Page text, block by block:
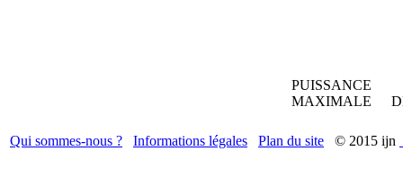
PUISSANCE
MAXIMALE
Qui sommes-nous ? Informations légales Plan du site © 2015 ijn